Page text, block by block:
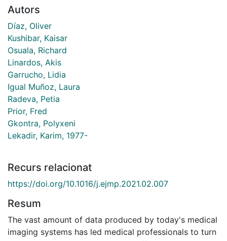
Autors
Díaz, Oliver
Kushibar, Kaisar
Osuala, Richard
Linardos, Akis
Garrucho, Lidia
Igual Muñoz, Laura
Radeva, Petia
Prior, Fred
Gkontra, Polyxeni
Lekadir, Karim, 1977-
Recurs relacionat
https://doi.org/10.1016/j.ejmp.2021.02.007
Resum
The vast amount of data produced by today's medical
imaging systems has led medical professionals to turn